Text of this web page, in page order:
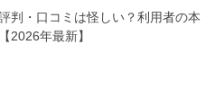
判・口コミは怪しい？利用者の本
2026年最新】